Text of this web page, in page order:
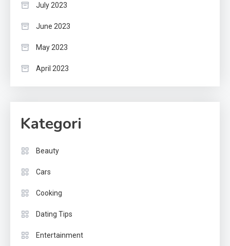
July 2023
June 2023
May 2023
April 2023
Kategori
Beauty
Cars
Cooking
Dating Tips
Entertainment